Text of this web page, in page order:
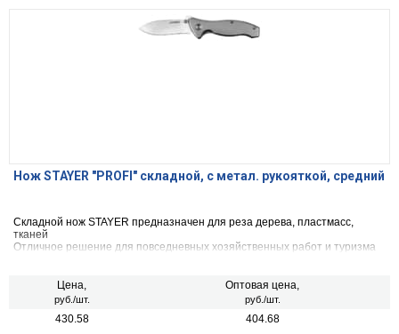
Нож STAYER "PROFI" складной, с метал. рукояткой, средний
Складной нож STAYER предназначен для реза дерева, пластмасс,
тканей
Отличное решение для повседневных хозяйственных работ и туризма
Цена,
руб./шт.
Оптовая цена,
руб./шт.
430.58 404.68